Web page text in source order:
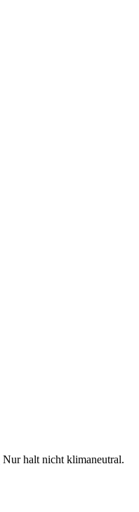
Nur halt nicht klimaneutral.